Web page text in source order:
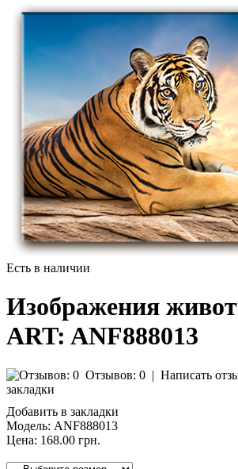
Есть в наличии
Изображения
ART: ANF888013
Отзывов: 0 | Написать
закладки
Добавить в закладки
Модель: ANF888013
Цена: 168.00 грн.